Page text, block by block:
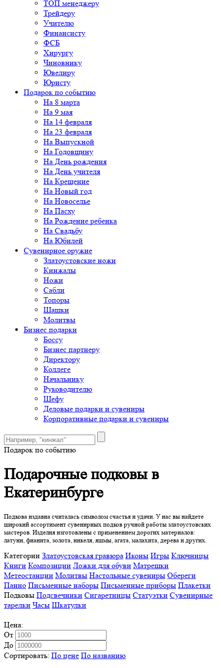
ТОП менеджеру
Трейдеру
Учителю
Финансисту
ФСБ
Хирургу
Чиновнику
Ювелиру
Юристу
Подарок по событию
На 8 марта
На 9 мая
На 14 февраля
На 23 февраля
На Выпускной
На Годовщину
На День рождения
На День учителя
На Крещение
На Новый год
На Новоселье
На Пасху
На Рождение ребенка
На Свадьбу
На Юбилей
Сувенирное оружие
Златоустовские ножи
Кинжалы
Ножи
Сабли
Топоры
Шашки
Молитвы
Бизнес подарки
Боссу
Бизнес партнеру
Директору
Коллеге
Начальнику
Руководителю
Шефу
Деловые подарки и сувениры
Корпоративные подарки и сувениры
Подарок по событию
Подарочные подковы в
Екатеринбурге
Подкова издавна считалась символом счастья и удачи. У нас вы найдете
широкий ассортимент сувенирных подков ручной работы златоустовских
мастеров. Изделия изготовлены с применением дорогих материалов:
латуни, фианита, золота, никеля, яшмы, агата, малахита, дерева и других.
Категории Златоустовская гравюра Иконы Игры Ключницы
Книги Композиции Ложки для обуви Матрешки
Метеостанции Молитвы Настольные сувениры Обереги
Панно Письменные наборы Письменные приборы Плакетки
Подковы Подсвечники Сигаретницы Статуэтки Сувенирные
тарелки Часы Шкатулки
Цена:
От
До
Сортировать: По цене По названию